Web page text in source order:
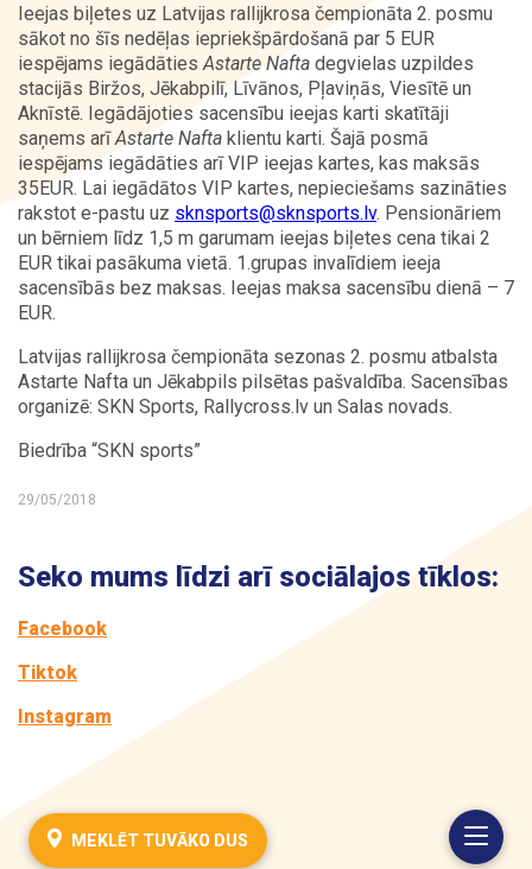
Ieejas biļetes uz Latvijas rallijkrosa čempionāta 2. posmu
sākot no šīs nedēļas iepriekšpārdošanā par 5 EUR
iespējams iegādāties Astarte Nafta degvielas uzpildes
stacijās Biržos, Jēkabpilī, Līvānos, Pļaviņās, Viesītē un
Aknīstē. Iegādājoties sacensību ieejas karti skatītāji
saņems arīAstarte Nafta klientu karti. Šajā posmā
iespējams iegādāties arī VIP ieejas kartes, kas maksās
35EUR. Lai iegādātos VIP kartes, nepieciešams sazināties
rakstot e-pastu uz sknsports@sknsports.lv. Pensionāriem
un bērniem līdz 1,5 m garumam ieejas biļetes cena tikai 2
EUR tikai pasākuma vietā. 1.grupas invalīdiem ieeja
sacensībās bez maksas. Ieejas maksa sacensību dienā – 7
EUR.
Latvijas rallijkrosa čempionāta sezonas 2. posmu atbalsta
Astarte Nafta un Jēkabpils pilsētas pašvaldība. Sacensības
organizē: SKN Sports, Rallycross.lv un Salas novads.
Biedrība “SKN sports”
29/05/2018
Seko mums līdzi arī sociālajos tīklos:
Facebook
Tiktok
Instagram
MEKLĒT TUVĀKO DUS